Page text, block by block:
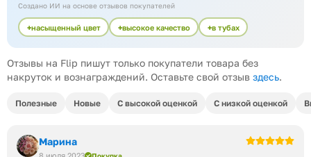
Создано ИИ на основе отзывов покупателей
насыщенный цвет высокое качество в тубах
Отзывы на Flip пишут только покупатели товара без
накруток и вознаграждений. Оставьте свой отзыв здесь.
Полезные Новые С высокой оценкой С низкой оценкой
Марина
Покупка